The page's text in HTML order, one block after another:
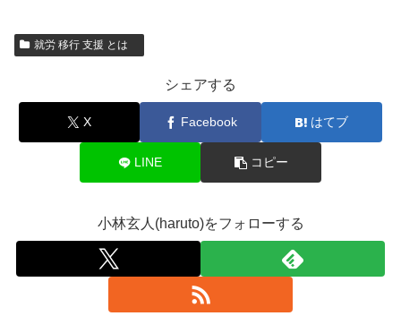
就労 移行 支援 とは
シェアする
X Facebook はてブ
LINE コピー
小林玄人(haruto)をフォローする